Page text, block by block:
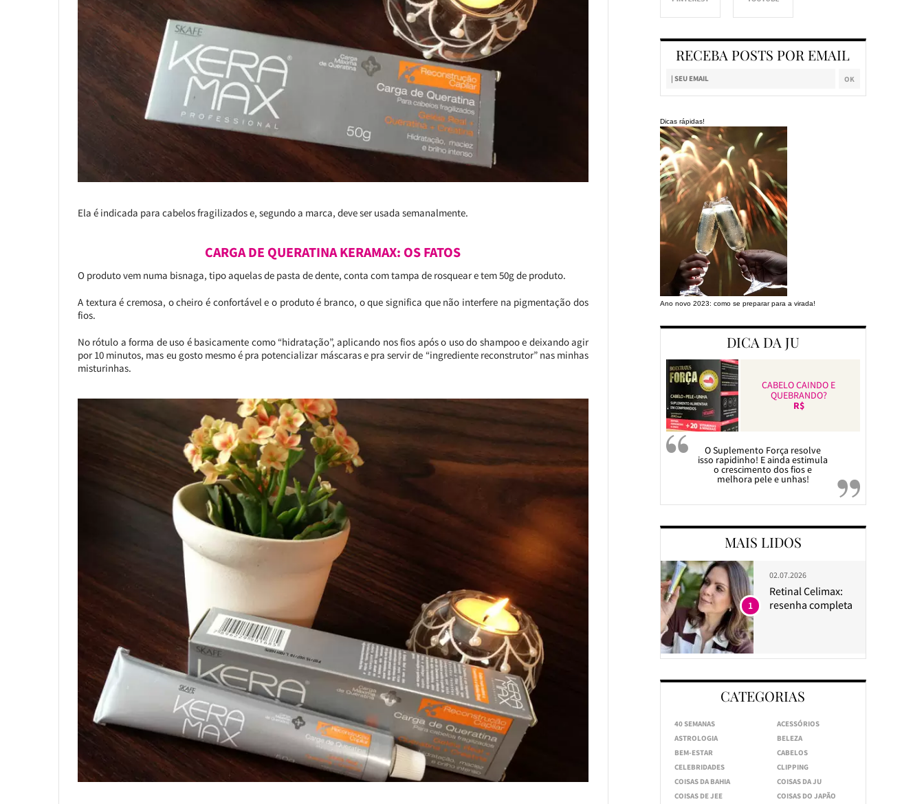
Ela é indicada para cabelos fragilizados e, segundo a marca, deve ser usada semanalmente.
CARGA DE QUERATINA KERAMAX: OS FATOS
O produto vem numa bisnaga, tipo aquelas de pasta de dente, conta com tampa de rosquear e tem 50g de produto.
A textura é cremosa, o cheiro é confortável e o produto é branco, o que significa que não interfere na pigmentação dos
fios.
No rótulo a forma de uso é basicamente como “hidratação”, aplicando nos fios após o uso do shampoo e deixando agir
por 10 minutos, mas eu gosto mesmo é pra potencializar máscaras e pra servir de “ingrediente reconstrutor” nas minhas
misturinhas.
RECEBA POSTS POR EMAIL
Dicas rápidas!
Ano novo 2023: como se preparar para a virada!
DICA DA JU
CABELO CAINDO E
QUEBRANDO?
R$
O Suplemento Força resolve
isso rapidinho! E ainda estimula
o crescimento dos fios e
melhora pele e unhas!
MAIS LIDOS
02.07.2026
Retinal Celimax:
resenha completa
1
CATEGORIAS
40 SEMANAS
ACESSÓRIOS
ASTROLOGIA
BELEZA
BEM-ESTAR
CABELOS
CELEBRIDADES
CLIPPING
COISAS DA BAHIA
COISAS DA JU
COISAS DE JEE
COISAS DO JAPÃO